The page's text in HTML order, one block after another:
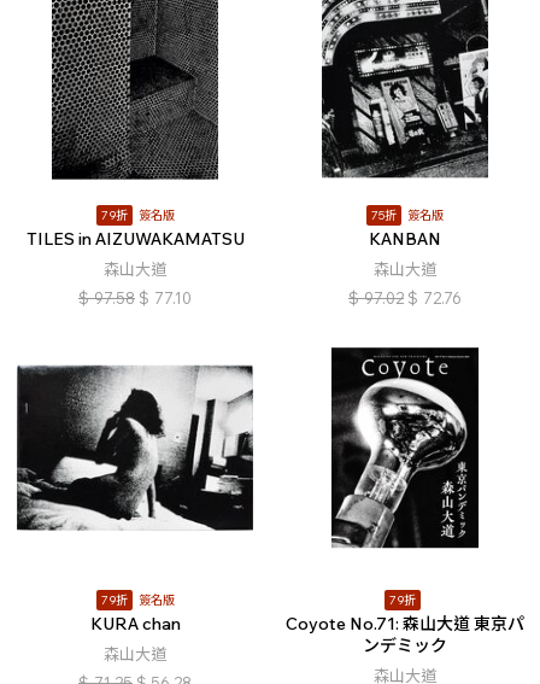
79折 簽名版
TILES in AIZUWAKAMATSU
森山大道
$ 97.58 $ 77.10
75折 簽名版
KANBAN
森山大道
$ 97.02 $ 72.76
79折 簽名版
KURA chan
森山大道
79折
Coyote No.71: 森山大道 東京パ
ンデミック
森山大道